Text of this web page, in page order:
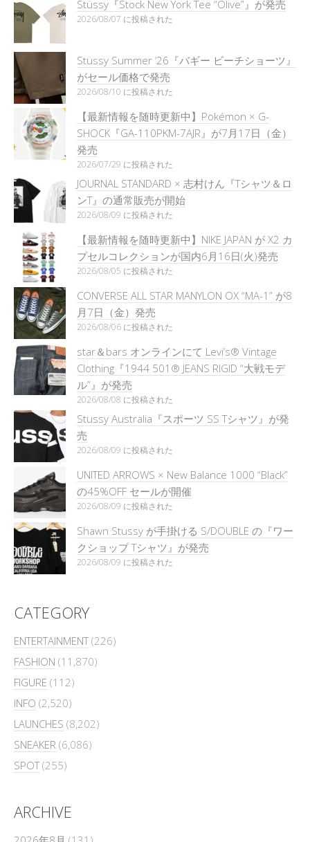
Stüssy『Stock New York Tee “Olive”』が発売
2026/08/07 に投稿された
Stüssy Summer ’26『バギー ビーチショーツ』
がセール価格で発売
2026/08/10 に投稿された
【最新情報を随時更新中】Pokémon × G-
SHOCK『GA-110PKM-7AJR』が7月17日（金）
発売
2026/07/29 に投稿された
JOURNAL STANDARD × 志村けん『Tシャツ＆ロ
ンT』の通常販売が開始
2026/08/09 に投稿された
【最新情報を随時更新中】NIKE JAPAN が X2 カ
プセルコレクションが国内6月16日(火)発売
2026/08/05 に投稿された
CONVERSE ALL STAR MANYLON OX “MA-1” が8
月7日（金）発売
2026/08/06 に投稿された
star＆bars オンラインにて Levi’s® Vintage
Clothing『1944 501® JEANS RIGID “大戦モデ
ル”』が発売
2026/08/08 に投稿された
Stussy Australia『スポーツ SS Tシャツ』が発
売
2026/08/09 に投稿された
UNITED ARROWS × New Balance 1000 “Black”
の45%OFF セールが開催
2026/08/09 に投稿された
Shawn Stussy が手掛ける S/DOUBLE の『ワー
クショップ Tシャツ』が発売
2026/08/09 に投稿された
CATEGORY
ENTERTAINMENT(226)
FASHION (11,870)
FIGURE (112)
INFO (2,520)
LAUNCHES (8,202)
SNEAKER (6,086)
SPOT(255)
ARCHIVE